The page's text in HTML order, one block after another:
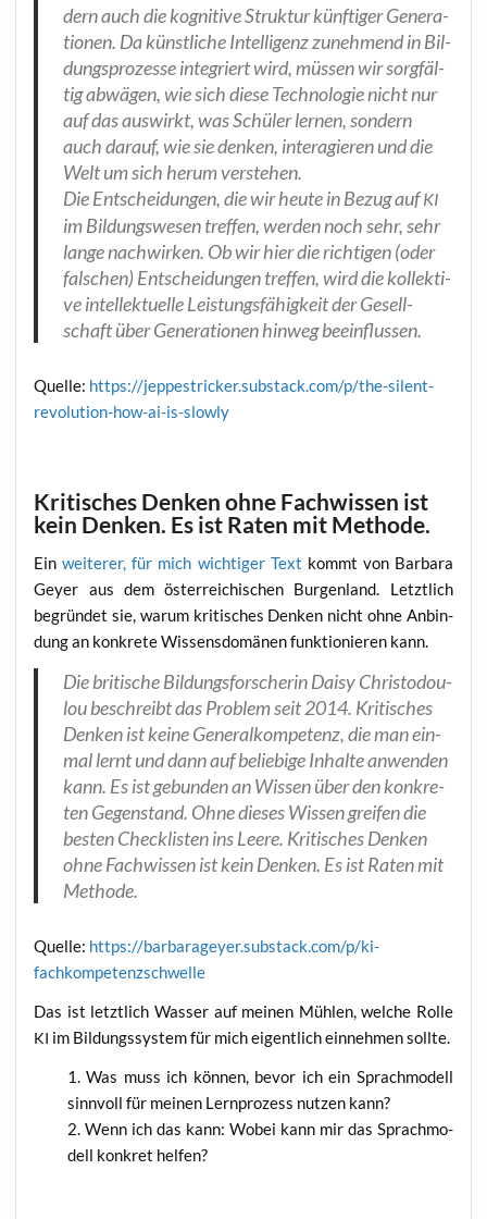
dern auch die kogni­ti­ve Struk­tur künf­ti­ger Gene­ra­
tio­nen. Da künst­li­che Intel­li­genz zuneh­mend in Bil­
dungs­pro­zes­se inte­griert wird, müs­sen wir sorg­fäl­
tig abwä­gen, wie sich die­se Tech­no­lo­gie nicht nur
auf das aus­wirkt, was Schü­ler ler­nen, son­dern
auch dar­auf, wie sie den­ken, inter­agie­ren und die
Welt um sich her­um verstehen.
Die Ent­schei­dun­gen, die wir heu­te in Bezug aufKI
im Bil­dungs­we­sen tref­fen, wer­den noch sehr, sehr
lan­ge nach­wir­ken. Ob wir hier die rich­ti­gen (oder
fal­schen) Ent­schei­dun­gen tref­fen, wird die kol­lek­ti­
ve intel­lek­tu­el­le Leis­tungs­fä­hig­keit der Gesell­
schaft über Gene­ra­tio­nen hin­weg beeinflussen.
Quel­le: https://jeppestricker.substack.com/p/the-silent-
revolution-how-ai-is-slowly
Kritisches Denken ohne Fachwissen ist
kein Denken. Es ist Raten mit Methode.
Einwei­te­rer, für mich wich­ti­ger Text kommt von Bar­ba­ra
Gey­er aus dem öster­rei­chi­schen Bur­gen­land. Letzt­lich
begrün­det sie, war­um kri­ti­sches Den­ken nicht ohne Anbin­
dung an kon­kre­te Wis­sens­do­mä­nen funk­tio­nie­ren kann.
Die bri­ti­sche Bil­dungs­for­sche­rin Dai­sy Chris­to­dou­
lou beschreibt das Pro­blem seit 2014. Kri­ti­sches
Den­ken ist kei­ne Gene­ral­kom­pe­tenz, die man ein­
mal lernt und dann auf belie­bi­ge Inhal­te anwen­den
kann. Es ist gebun­den an Wis­sen über den kon­kre­
ten Gegen­stand. Ohne die­ses Wis­sen grei­fen die
bes­ten Check­lis­ten ins Lee­re. Kri­ti­sches Den­ken
ohne Fach­wis­sen ist kein Den­ken. Es ist Raten mit
Methode.
Quel­le: https://barbarageyer.substack.com/p/ki-
fachkompetenzschwelle
Das ist letzt­lich Was­ser auf mei­nen Müh­len, wel­che Rol­le
KI im Bil­dungs­sys­tem für mich eigent­lich ein­neh­men sollte.
Was muss ich kön­nen, bevor ich ein Sprach­mo­dell
sinn­voll für mei­nen Lern­pro­zess nut­zen kann?
Wenn ich das kann: Wobei kann mir das Sprach­mo­
dell kon­kret helfen?